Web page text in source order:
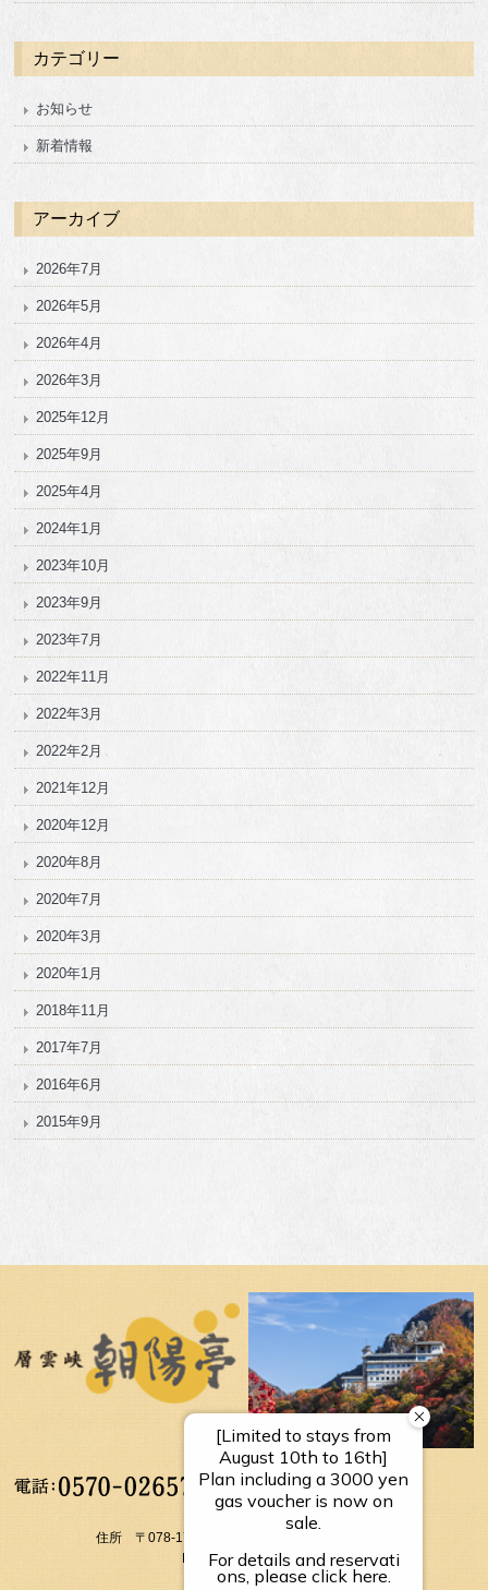
カテゴリー
お知らせ
新着情報
アーカイブ
2026年7月
2026年5月
2026年4月
2026年3月
2025年12月
2025年9月
2025年4月
2024年1月
2023年10月
2023年9月
2023年7月
2022年11月
2022年3月
2022年2月
2021年12月
2020年12月
2020年8月
2020年7月
2020年3月
2020年1月
2018年11月
2017年7月
2016年6月
2015年9月
【受付時間】
10：00～17：00
住所 〒078-1795 北海道上川郡上川町層雲峡温泉
FAX： 01658-5-3054